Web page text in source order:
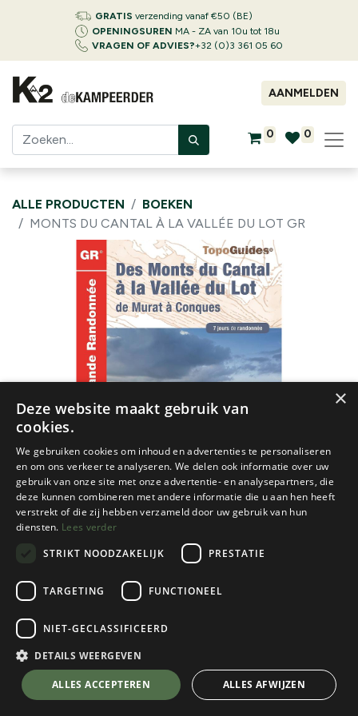
GRATIS verzending vanaf €50 (BE)
OPENINGSUREN MA - ZA van 10u tot 18u
VRAGEN OF ADVIES?+32 (0)3 361 05 60
AANMELDEN
0 0
ALLE PRODUCTEN
BOEKEN
MONTS DU CANTAL À LA VALLÉE DU LOT GR
FFRandonnée
Monts du Cantal à la vallée du Lot GR
€
13,95
💬 Stel je vraag over dit product via WhatsApp
×
Deze website maakt gebruik van
cookies.
We gebruiken cookies om inhoud en advertenties te personaliseren
en om ons verkeer te analyseren. We delen ook informatie over uw
gebruik van onze site met onze advertentie- en analysepartners, die
deze kunnen combineren met andere informatie die u aan hen heeft
verstrekt of die zij hebben verzameld door uw gebruik van hun
diensten. Lees verder
STRIKT NOODZAKELIJK
PRESTATIE
TARGETING FUNCTIONEEL
NIET-GECLASSIFICEERD
DETAILS WEERGEVEN
ALLES ACCEPTEREN ALLES AFWIJZEN